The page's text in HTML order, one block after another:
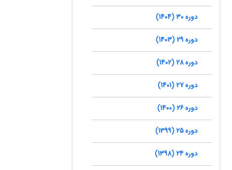
دوره 30 (1404)
دوره 29 (1403)
دوره 28 (1402)
دوره 27 (1401)
دوره 26 (1400)
دوره 25 (1399)
دوره 24 (1398)